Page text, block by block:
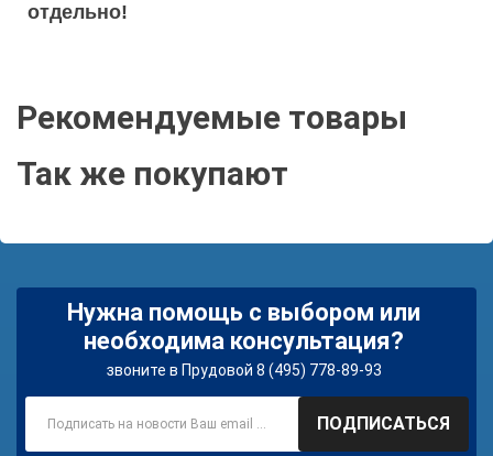
отдельно!
Рекомендуемые товары
Так же покупают
Нужна помощь с выбором или
необходима консультация?
звоните в Прудовой 8 (495) 778-89-93
ПОДПИСАТЬСЯ